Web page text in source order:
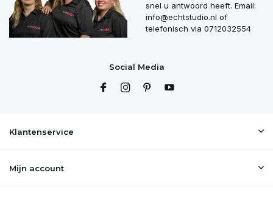
snel u antwoord heeft. Email:
info@echtstudio.nl of
telefonisch via 0712032554
Social Media
Klantenservice
Mijn account